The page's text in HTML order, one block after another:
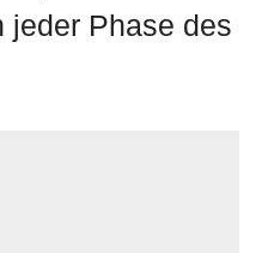
jeder Phase des